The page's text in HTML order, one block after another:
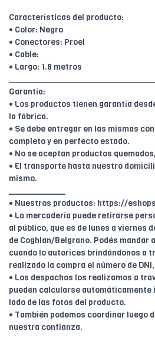
Características del producto:
• Color: Negro
• Conectores: Proel
• Cable:
• Largo: 1.8 metros
Garantía:
• Los productos tienen garantía
la fábrica.
• Se debe entregar en las mismas
completo y en perfecto estado.
• No se aceptan productos
• El transporte hasta nuestro
mismo.
• Nuestros productos: https://
• La mercadería puede retirarse
al público, que es de lunes a viernes
de Coghlan/Belgrano. Podés
cuando lo autorices brindándonos a
realizado la compra el número de
• Los despachos los realizamos a
pueden calcularse automáticamente
lado de las fotos del producto.
• También podemos coordinar luego
nuestra confianza.